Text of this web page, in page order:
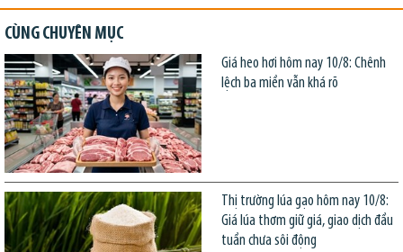
CÙNG CHUYÊN MỤC
Giá heo hơi hôm nay 10/8: Chênh
lệch ba miền vẫn khá rõ
Thị trường lúa gạo hôm nay 10/8:
Giá lúa thơm giữ giá, giao dịch đầu
tuần chưa sôi động